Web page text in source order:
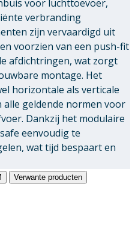
voor luchttoevoer,
verbranding
zijn vervaardigd uit
voorzien van een push-fit
afdichtringen, wat zorgt
montage. Het
horizontale als verticale
geldende normen voor
Dankzij het modulaire
eenvoudig te
wat tijd bespaart en
Verwante producten